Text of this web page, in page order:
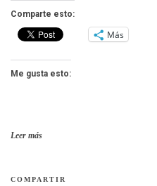
Comparte esto:
Más
Me gusta esto:
Leer más
COMPARTIR